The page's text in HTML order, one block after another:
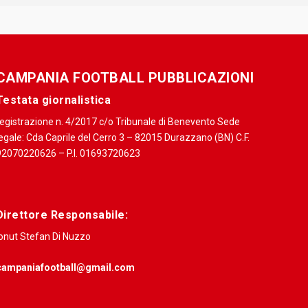
FOOTBALL PUBBLICAZIONI
giornalistica
n. 4/2017 c/o Tribunale di Benevento Sede
Cda Caprile del Cerro 3 – 82015 Durazzano (BN) C.F.
– P.I. 01693720623
Responsabile:
Stefan Di Nuzzo